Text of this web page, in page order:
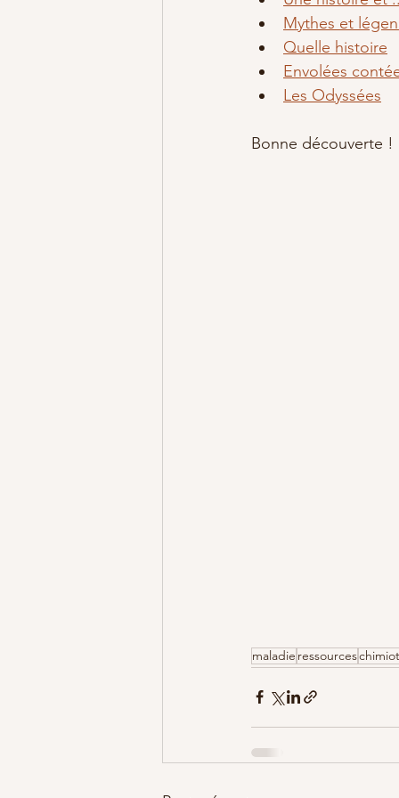
Mythes et
Quelle histoire
Envolées
Les Odyssées
Bonne découverte !
maladie ressources